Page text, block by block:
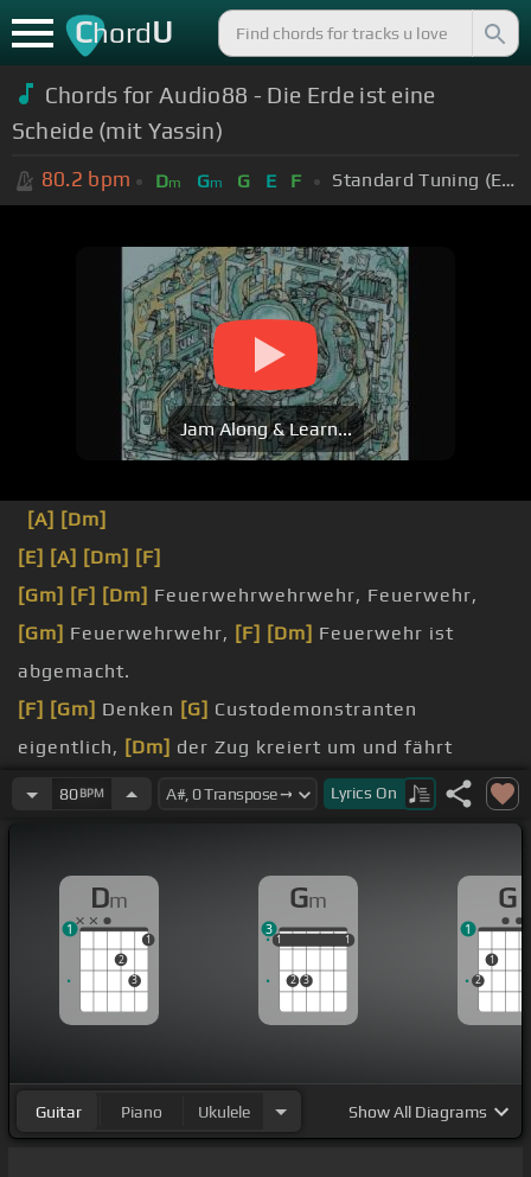
ChordU
Chords for Audio88 - Die Erde ist eine
Scheide (mit Yassin)
80.2 bpm Dm Gm G E F Standard Tuning (EADGBE)
Jam Along & Learn...
[A] [Dm]
[E] [A] [Dm] [F]
[Gm] [F] [Dm] Feuerwehrwehrwehr, Feuerwehr,
[Gm] Feuerwehrwehr, [F] [Dm] Feuerwehr ist
abgemacht.
[F] [Gm] Denken [G] Custodemonstranten
eigentlich, [Dm] der Zug kreiert um und fährt
woanders hin?
behalte ich lieber das Problem.
ja sonst[Gm]nichts.
80BPM Lyrics On
Dm
2
3
1
1
Gm
1
2 3
1
1 1
3
G
2
1
1
Guitar Piano Ukulele ShowAll Diagrams